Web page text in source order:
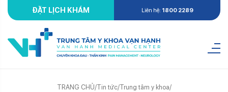
ĐẶT LỊCH KHÁM Liên hệ: 1800 2289
TRANG CHỦ/Tin tức/Trung tâm y khoa/